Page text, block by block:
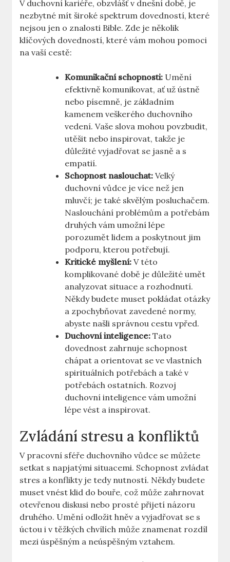
V duchovní kariéře, obzvlášť v dnešní době, je
nezbytné mít široké spektrum dovedností, které
nejsou jen o znalosti Bible. Zde je několik
klíčových dovedností, které vám mohou pomoci
na vaší cestě:
Komunikační schopnosti: Umění
efektivně komunikovat, ať už ústně
nebo písemně, je základním
kamenem veškerého duchovního
vedení. Vaše slova mohou povzbudit,
utěšit nebo inspirovat, takže je
důležité vyjadřovat se jasně a s
empatií.
Schopnost naslouchat: Velký
duchovní vůdce je více než jen
mluvčí; je také skvělým posluchačem.
Naslouchání problémům a potřebám
druhých vám umožní lépe
porozumět lidem a poskytnout jim
podporu, kterou potřebují.
Kritické myšlení: V této
komplikované době je důležité umět
analyzovat situace a rozhodnutí.
Někdy budete muset pokládat otázky
a zpochybňovat zavedené normy,
abyste našli správnou cestu vpřed.
Duchovní inteligence: Tato
dovednost zahrnuje schopnost
chápat a orientovat se ve vlastních
spirituálních potřebách a také v
potřebách ostatních. Rozvoj
duchovní inteligence vám umožní
lépe vést a inspirovat.
Zvládání stresu a konfliktů
V pracovní sféře duchovního vůdce se můžete
setkat s napjatými situacemi. Schopnost zvládat
stres a konflikty je tedy nutností. Někdy budete
muset vnést klid do bouře, což může zahrnovat
otevřenou diskusi nebo prosté přijetí názoru
druhého. Umění odložit hněv a vyjadřovat se s
úctou i v těžkých chvílích může znamenat rozdíl
mezi úspěšným a neúspěšným vztahem.